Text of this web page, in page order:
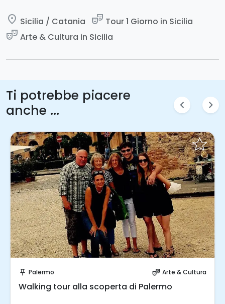
place Sicilia / Catania theater_comedy Tour 1 Giorno in Sicilia
theater_comedy Arte & Cultura in Sicilia
Ti potrebbe piacere
anche ...
chevron_left chevron_right
push_pin Palermo theater_comedy Arte & Cultura
Walking tour alla scoperta di Palermo